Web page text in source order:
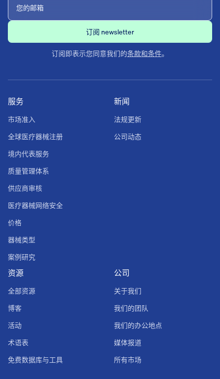
订阅即表示您同意我们的条款和条件。
新闻
法规更新
公司动态
服务
市场准入
全球医疗器械注册
境内代表服务
质量管理体系
供应商审核
医疗器械网络安全
价格
器械类型
案例研究
资源
全部资源
博客
活动
术语表
免费数据库与工具
公司
关于我们
我们的团队
我们的办公地点
媒体报道
所有市场